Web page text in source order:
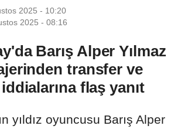
2025 - 10:20
2025 - 08:16
Barış Alper Yılmaz
transfer ve
iddialarına flaş yanıt
yıldız oyuncusu Barış Alper